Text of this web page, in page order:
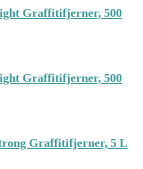
Graffitifjerner, 500
Graffitifjerner, 500
Graffitifjerner, 5 L